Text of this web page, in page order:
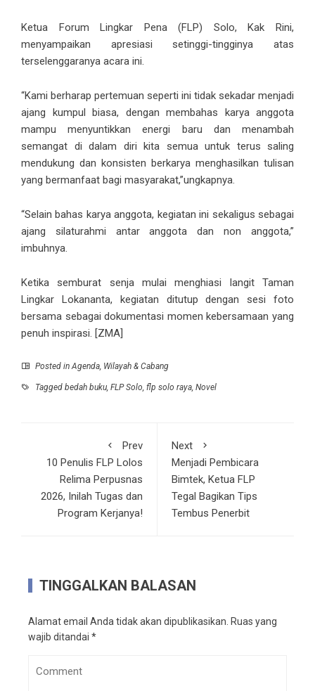
Ketua Forum Lingkar Pena (FLP) Solo, Kak Rini,
menyampaikan apresiasi setinggi-tingginya atas
terselenggaranya acara ini.
“Kami berharap pertemuan seperti ini tidak sekadar menjadi
ajang kumpul biasa, dengan membahas karya anggota
mampu menyuntikkan energi baru dan menambah
semangat di dalam diri kita semua untuk terus saling
mendukung dan konsisten berkarya menghasilkan tulisan
yang bermanfaat bagi masyarakat,”ungkapnya.
“Selain bahas karya anggota, kegiatan ini sekaligus sebagai
ajang silaturahmi antar anggota dan non anggota,”
imbuhnya.
Ketika semburat senja mulai menghiasi langit Taman
Lingkar Lokananta, kegiatan ditutup dengan sesi foto
bersama sebagai dokumentasi momen kebersamaan yang
penuh inspirasi. [ZMA]
Posted inAgenda, Wilayah & Cabang
Tagged bedah buku, FLP Solo, flp solo raya, Novel
Prev
10 Penulis FLP Lolos
Relima Perpusnas
2026, Inilah Tugas dan
Program Kerjanya!
Next
Menjadi Pembicara
Bimtek, Ketua FLP
Tegal Bagikan Tips
Tembus Penerbit
TINGGALKAN BALASAN
Alamat email Anda tidak akan dipublikasikan. Ruas yang
wajib ditandai *